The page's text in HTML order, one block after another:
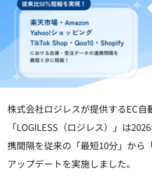
株式会社ロジレスが提供するEC自
「LOGILESS（ロジレス）」は
携間隔を従来の「最短10分」から
アップデートを実施しました。